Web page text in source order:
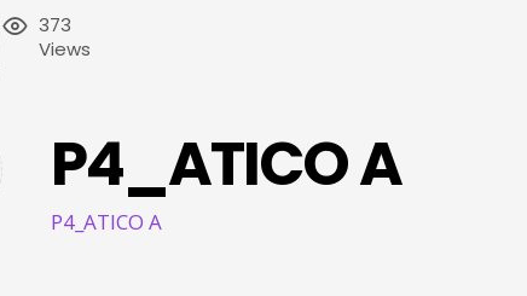
373
Views
P4_ATICO A
P4_ATICO A